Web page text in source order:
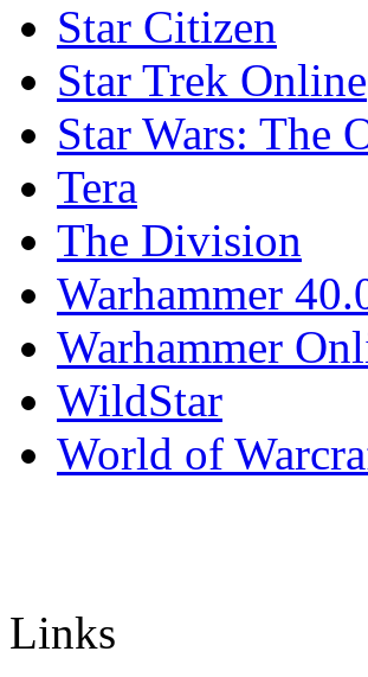
Star Citizen
Star Trek Online
Star Wars: The
Tera
The Division
Warhammer
Warhammer
WildStar
World of
Links